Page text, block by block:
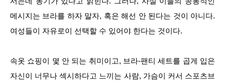
메시지는 브라를 하자 말자, 혹은 해선 안 된다는 것이 아니다.
여성들이 자유로이 선택할 수 있어야 한다는 것이다.
속옷 쇼핑이 몇 안 되는 취미이고, 브라-팬티 세트를 곱게 입은
자신이 너무나 섹시하다고 느끼는 사람, 가슴이 커서 스포츠브